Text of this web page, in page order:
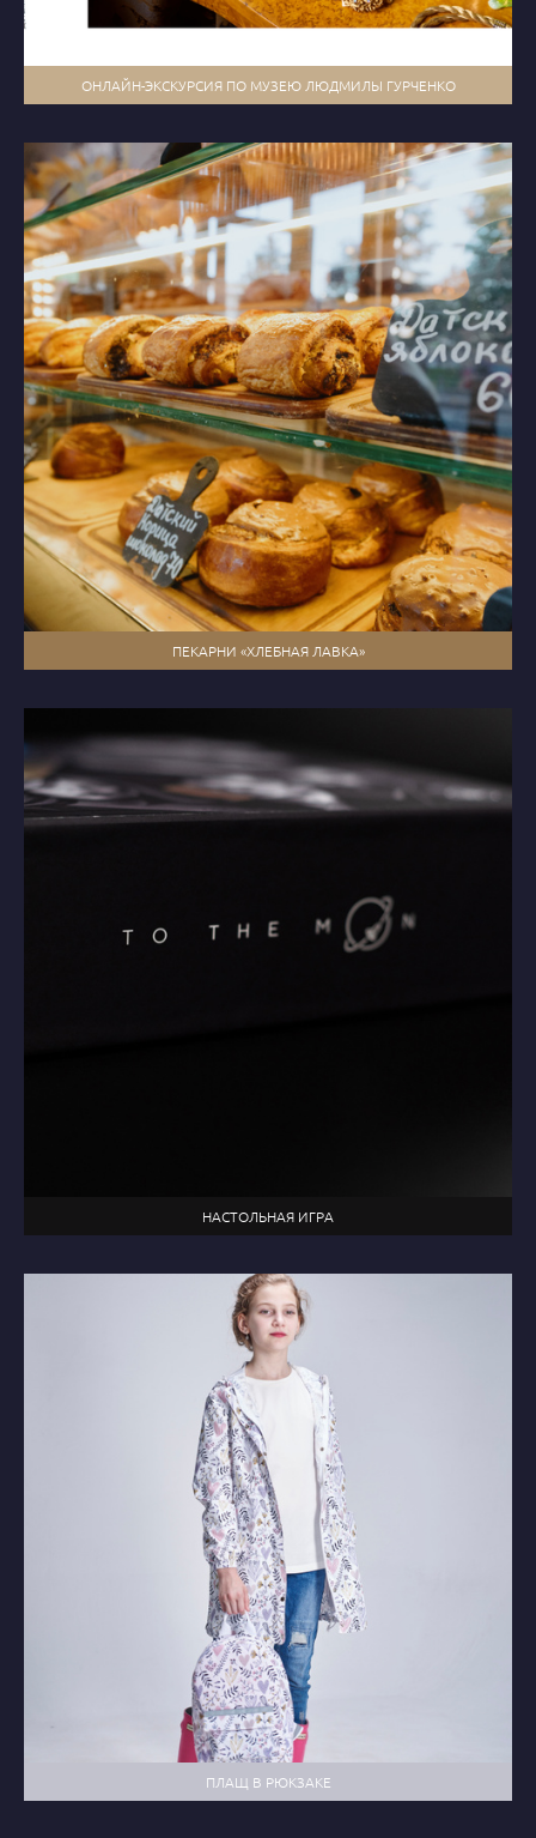
ОНЛАЙН-ЭКСКУРСИЯ ПО МУЗЕЮ ЛЮДМИЛЫ ГУРЧЕНКО
ПЕКАРНИ «ХЛЕБНАЯ ЛАВКА»
НАСТОЛЬНАЯ ИГРА
ПЛАЩ В РЮКЗАКЕ